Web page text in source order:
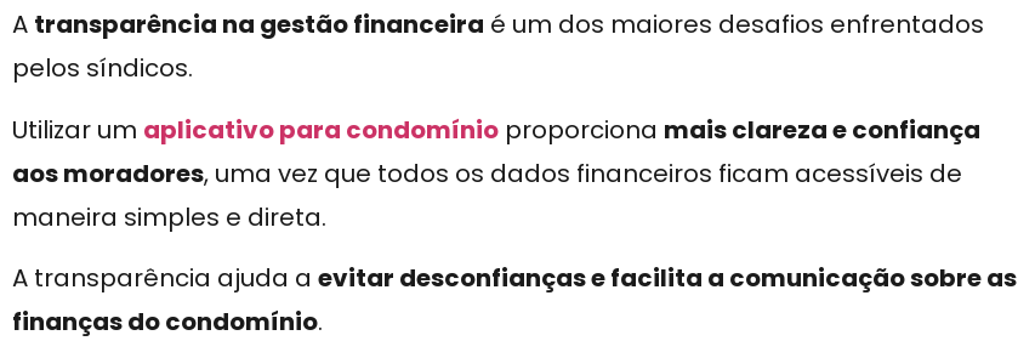
A transparência na gestão financeira é um dos maiores desafios enfrentados
pelos síndicos.
Utilizar um aplicativo para condomínio proporciona mais clareza e confiança
aos moradores, uma vez que todos os dados financeiros ficam acessíveis de
maneira simples e direta.
A transparência ajuda a evitar desconfianças e facilita a comunicação sobre as
finanças do condomínio.